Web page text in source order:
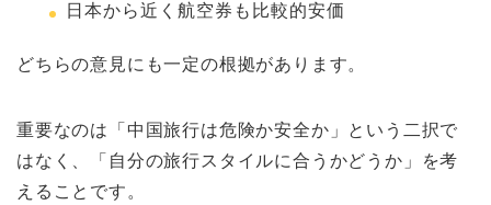
日本から近く航空券も比較的安価
どちらの意見にも一定の根拠があります。
重要なのは「中国旅行は危険か安全か」という二択で
はなく、「自分の旅行スタイルに合うかどうか」を考
えることです。